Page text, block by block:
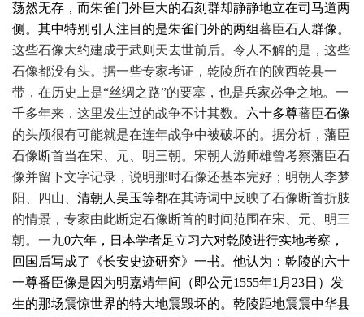
荡然无存，而朱雀门外巨大的石刻群却静静地立在司马道两
侧。其中特别引人注目的是朱雀门外的两组蕃臣石人群像。
这些石像大约建成于武则天去世前后。令人不解的是，这些
石像都没有头。据一些专家考证，乾陵所在的陕西乾县一
带，在历史上是“丝绸之路”的要塞，也是兵家必争之地。一
千多年来，这里发生过的战争不计其数。 六十多尊蕃臣石像
的头颅很有可能就是在连年战争中被破坏的。据分析，藩臣
石像断首当在宋、元、明三朝。宋朝人游师雄曾考察藩臣石
像并留下文字记录，说明那时石像还基本完好；明朝人李梦
阳、四山、 清朝人吴玉等都在其诗词中反映了石像断首折肢
的情景，专家由此断定石像断首的时间范围在宋、元、明三
朝。一九0六年，日本学者足立习六对乾陵进行实地考察，
回国后写成了《长安史迹研究》一书。他认为：乾陵的六十
一尊番臣像是因为明嘉靖年间（即公元1555年1 月 23日）发
生的那场震惊世界的特大地震毁坏的。乾陵距地震震中华县